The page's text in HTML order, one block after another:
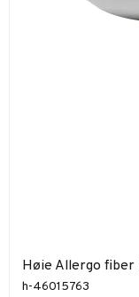
Høie Allergo fiber
h-46015763